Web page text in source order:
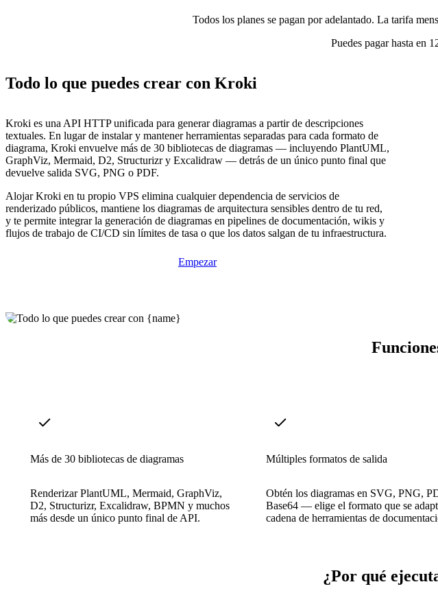
Todos los planes se pagan por adelantado. La tarifa
Puedes pagar hasta en
Todo lo que puedes crear con Kroki
Kroki es una API HTTP unificada para generar diagramas a partir de descripciones
textuales. En lugar de instalar y mantener herramientas separadas para cada formato de
diagrama, Kroki envuelve más de 30 bibliotecas de diagramas — incluyendo PlantUML,
GraphViz, Mermaid, D2, Structurizr y Excalidraw — detrás de un único punto final que
devuelve salida SVG, PNG o PDF.
Alojar Kroki en tu propio VPS elimina cualquier dependencia de servicios de
renderizado públicos, mantiene los diagramas de arquitectura sensibles dentro de tu red,
y te permite integrar la generación de diagramas en pipelines de documentación, wikis y
flujos de trabajo de CI/CD sin límites de tasa o que los datos salgan de tu infraestructura.
Empezar
Más de 30 bibliotecas de diagramas
Renderizar PlantUML, Mermaid, GraphViz,
D2, Structurizr, Excalidraw, BPMN y muchos
más desde un único punto final de API.
Múltiples formatos de salida
Obtén los diagramas en SVG, PNG,
Base64 — elige el formato que se
cadena de herramientas de
¿Por qué